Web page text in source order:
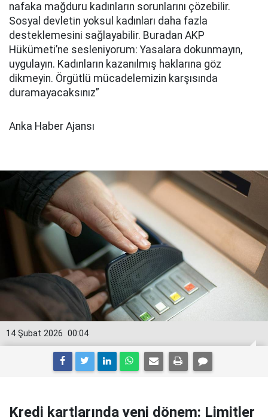
nafaka mağduru kadınların sorunlarını çözebilir.
Sosyal devletin yoksul kadınları daha fazla
desteklemesini sağlayabilir. Buradan AKP
Hükümeti’ne sesleniyorum: Yasalara dokunmayın,
uygulayın. Kadınların kazanılmış haklarına göz
dikmeyin. Örgütlü mücadelemizin karşısında
duramayacaksınız”
Anka Haber Ajansı
00:04
14 Şubat 2026
Kredi kartlarında yeni dönem: Limitler